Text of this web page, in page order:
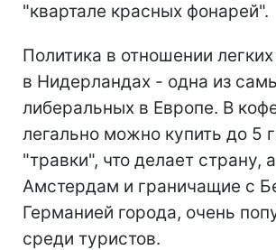
"квартале красных фонарей".
Политика в отношении
в Нидерландах - одна из
либеральных в Европе. В
легально можно купить до 5
"травки", что делает страну,
Амстердам и граничащие с
Германией города, очень
среди туристов.